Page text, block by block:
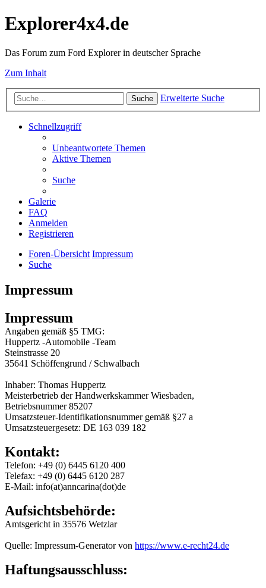
Explorer4x4.de
Das Forum zum Ford Explorer in deutscher Sprache
Zum Inhalt
Suche Erweiterte Suche
Schnellzugriff
Unbeantwortete Themen
Aktive Themen
Suche
Galerie
FAQ
Anmelden
Registrieren
Foren-Übersicht Impressum
Suche
Impressum
Impressum
Angaben gemäß §5 TMG:
Huppertz -Automobile -Team
Steinstrasse 20
35641 Schöffengrund / Schwalbach
Inhaber: Thomas Huppertz
Meisterbetrieb der Handwerkskammer Wiesbaden,
Betriebsnummer 85207
Umsatzsteuer-Identifikationsnummer gemäß §27 a
Umsatzsteuergesetz: DE 163 039 182
Kontakt:
Telefon: +49 (0) 6445 6120 400
Telefax: +49 (0) 6445 6120 287
E-Mail: info(at)anncarina(dot)de
Aufsichtsbehörde:
Amtsgericht in 35576 Wetzlar
Quelle: Impressum-Generator von https://www.e-recht24.de
Haftungsausschluss: